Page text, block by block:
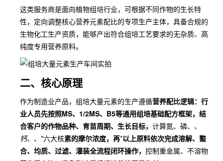
这类服务商是面向植物组培行业，可根据不同作物的生长特
性，定向调整核心营养元素配比的专项生产主体，具备合规的
生物化工生产资质，能够产出符合组培工艺要求的无杂质、高
纯度专用营养原料。
二、核心原理
作为制造业产品，组培大量元素的生产遵循营养配比逻辑：行
业人员先按照MS、1/2MS、B5等通用组培基础配方框架，结
合客户的作物品种、育苗周期、生长目标， 计算氮、磷、 、
钙、 、*六大核素的摩尔浓度，再*以上原料依次完成溶解、螯
合、均质、过滤、灌装全流程闭环操作， 控制重金属、不溶物